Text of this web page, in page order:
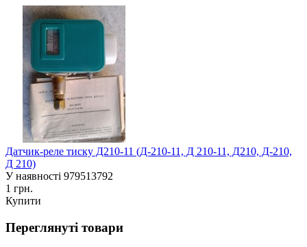
Датчик-реле тиску Д210-11 (Д-210-11, Д 210-11, Д210, Д-210,
Д 210)
У наявності 979513792
1 грн.
Купити
Переглянуті товари